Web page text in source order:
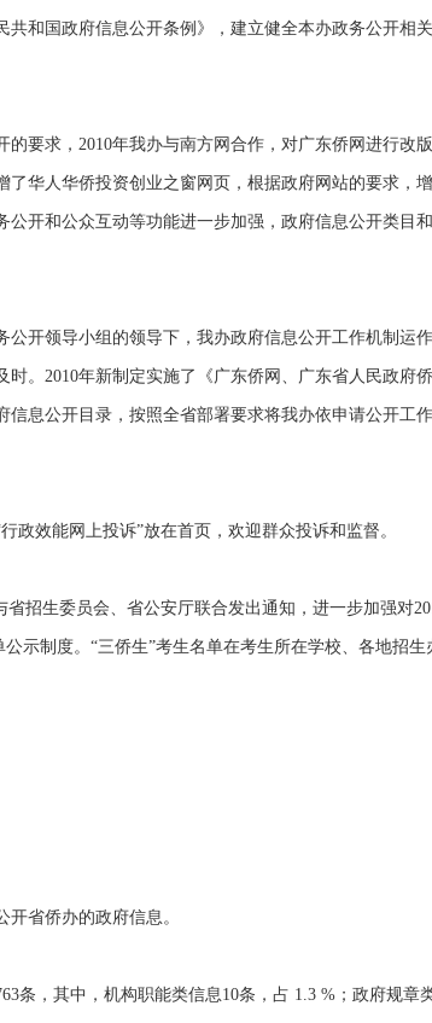
国政府信息公开条例》，建立健全本办政务公开相
求，2010年我办与南方网合作，对广东侨网进行改
华人华侨投资创业之窗网页，根据政府网站的要求，
开和公众互动等功能进一步加强，政府信息公开类目
开领导小组的领导下，我办政府信息公开工作机制运
。2010年新制定实施了《广东侨网、广东省人民政府
息公开目录，按照全省部署要求将我办依申请公开工
效能网上投诉”放在首页，欢迎群众投诉和监督。
生委员会、省公安厅联合发出通知，进一步加强对
示制度。“三侨生”考生名单在考生所在学校、各地招
省侨办的政府信息。
，其中，机构职能类信息10条，占 1.3 %；政府规章